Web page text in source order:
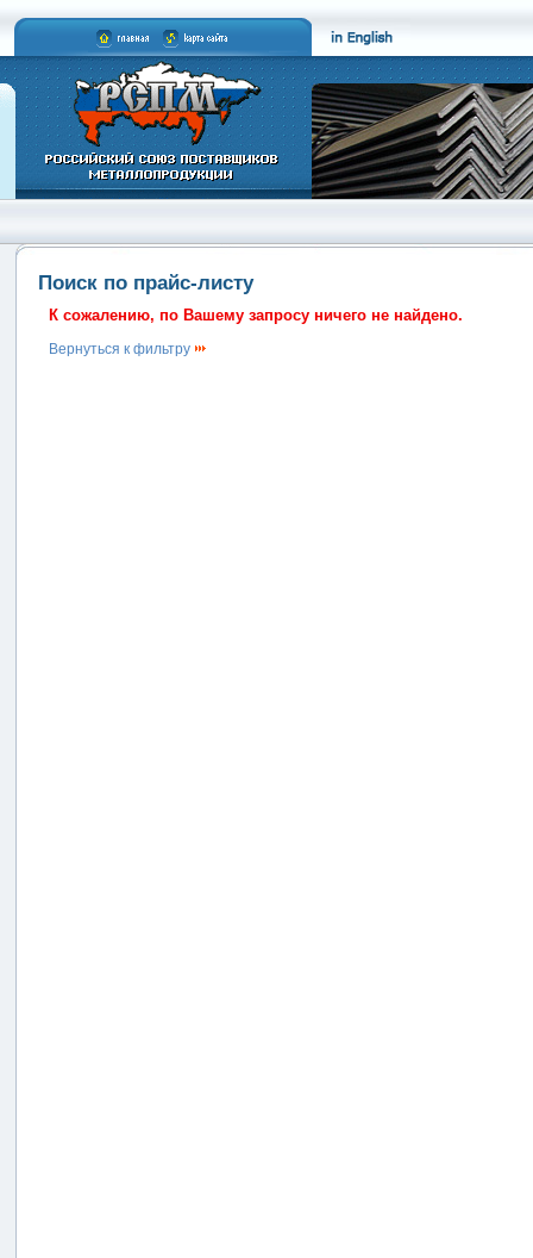
Поиск по прайс-листу
К сожалению, по Вашему запросу ничего не найдено.
Вернуться к фильтру